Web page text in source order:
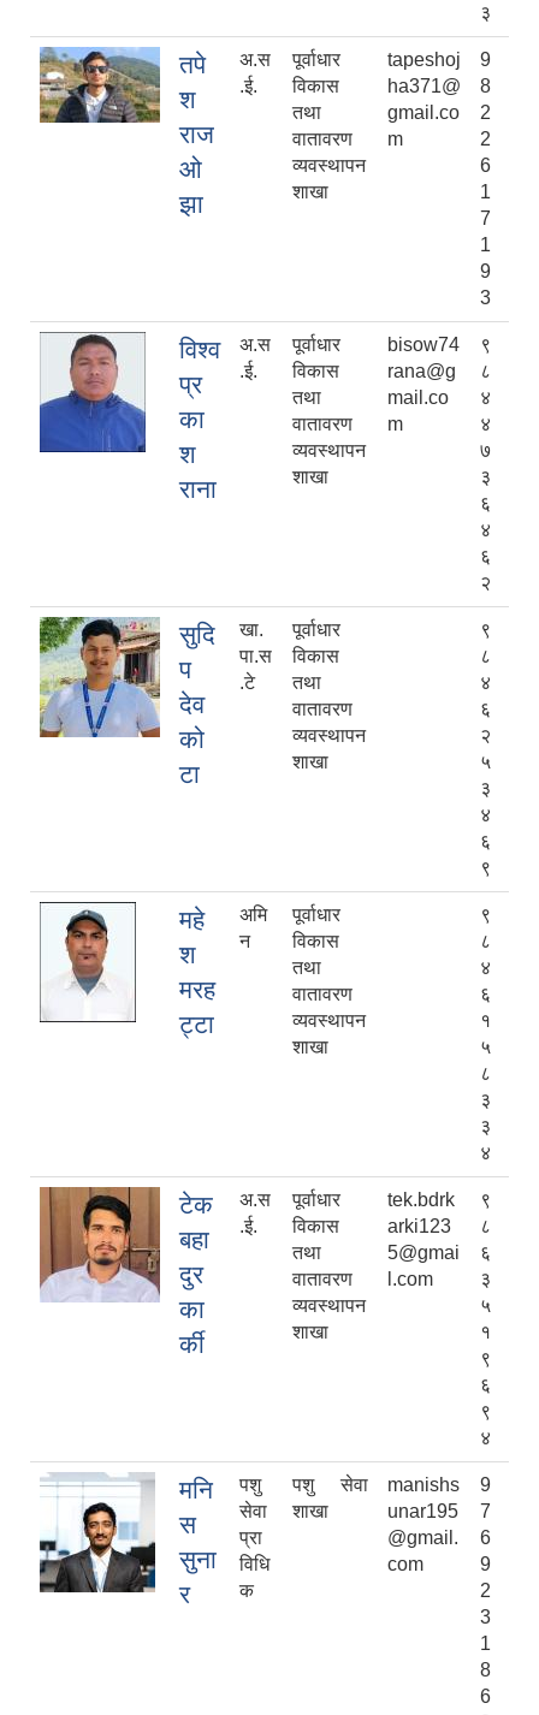
३
तपे
श
राज
ओ
झा
अ.स
.ई.
पूर्वाधार
विकास
तथा
वातावरण
व्यवस्थापन
शाखा
tapeshoj
ha371@
gmail.co
m
9
8
2
2
6
1
7
1
9
3
विश्व
प्र
का
श
राना
अ.स
.ई.
पूर्वाधार
विकास
तथा
वातावरण
व्यवस्थापन
शाखा
bisow74
rana@g
mail.co
m
९
८
४
४
७
३
६
४
६
२
सुदि
प
देव
को
टा
खा.
पा.स
.टे
पूर्वाधार
विकास
तथा
वातावरण
व्यवस्थापन
शाखा
९
८
४
६
२
५
३
४
६
९
महे
श
मरह
ट्टा
अमि
न
पूर्वाधार
विकास
तथा
वातावरण
व्यवस्थापन
शाखा
९
८
४
६
१
५
८
३
३
४
टेक
बहा
दुर
का
र्की
अ.स
.ई.
पूर्वाधार
विकास
तथा
वातावरण
व्यवस्थापन
शाखा
tek.bdrk
arki123
5@gmai
l.com
९
८
६
३
५
१
९
६
९
४
मनि
स
सुना
र
पशु
सेवा
प्रा
विधि
क
पशु सेवा
शाखा
manishs
unar195
@gmail.
com
9
7
6
9
2
3
1
8
6